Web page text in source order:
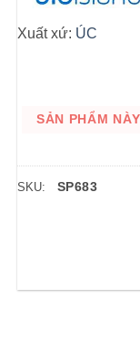
Xuất xứ: ÚC
SẢN PHẨM
SKU: SP683